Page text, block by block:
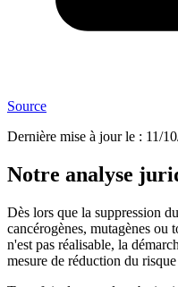
Source
Dernière mise à jour le : 11/
Notre analyse
Dès lors que la suppression
cancérogènes, mutagènes
n'est pas réalisable, la
mesure de réduction du